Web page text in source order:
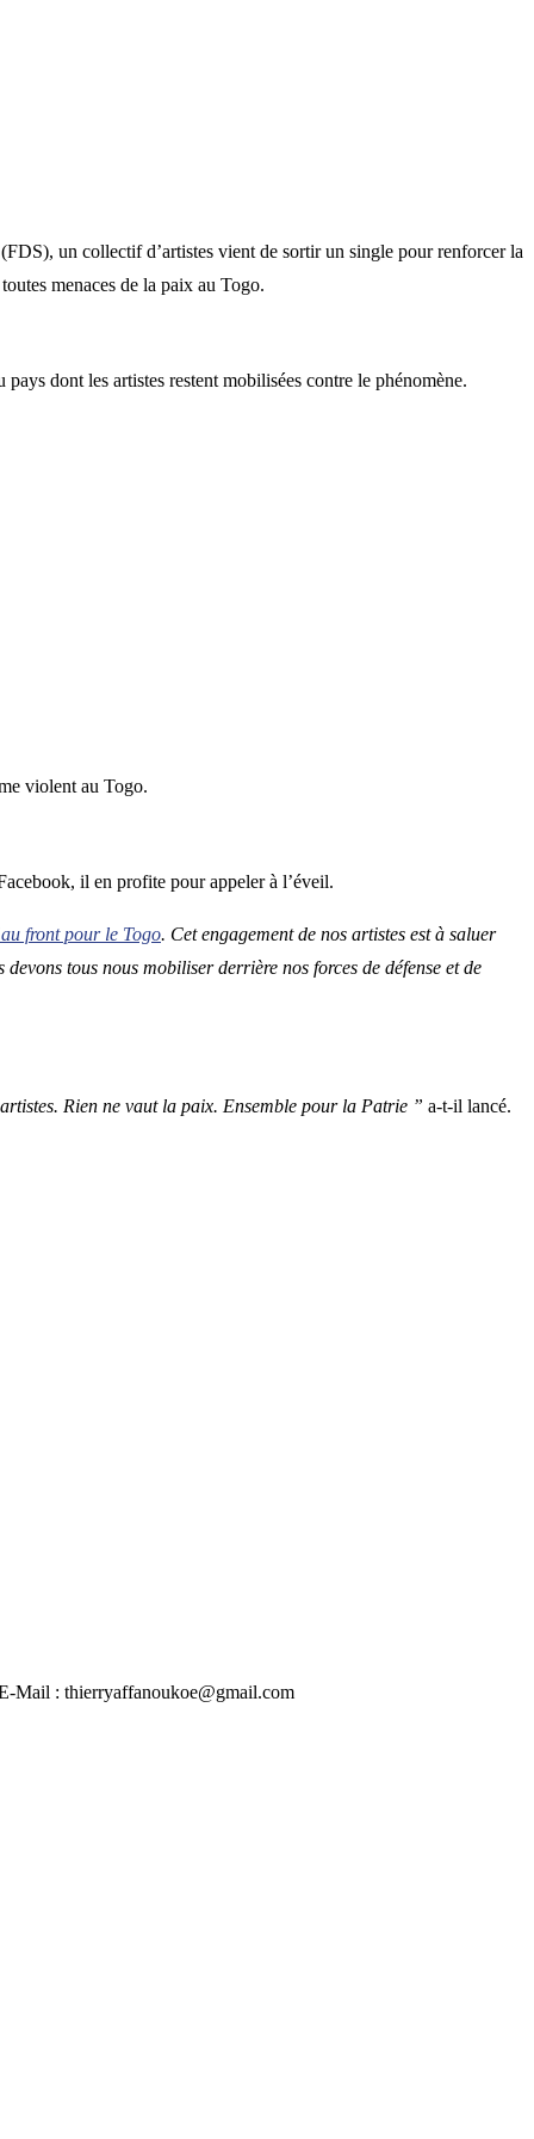
un collectif d’artistes vient de sortir un single pour renforcer la
menaces de la paix au Togo.
dont les artistes restent mobilisées contre le phénomène.
violent au Togo.
il en profite pour appeler à l’éveil.
front pour le Togo. Cet engagement de nos artistes est à saluer
devons tous nous mobiliser derrière nos forces de défense et de
Rien ne vaut la paix. Ensemble pour la Patrie ” a-t-il lancé.
Mail : thierryaffanoukoe@gmail.com